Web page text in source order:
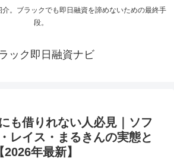
。ブラックでも即日融資を諦めないための最終手
段。
ック即日融資ナビ
も借りれない人必見｜ソフ
レイス・まるきんの実態と
年最新】